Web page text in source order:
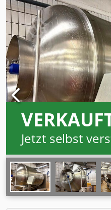
Jetzt selbst